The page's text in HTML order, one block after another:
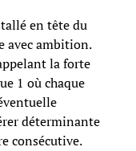
en tête du
avec ambition.
la forte
1 où chaque
déterminante
consécutive.